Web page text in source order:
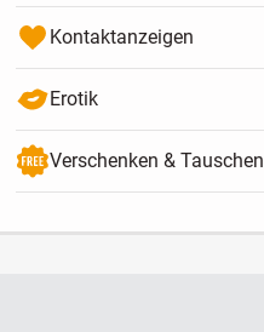
Kontaktanzeigen
Erotik
Verschenken & Tauschen